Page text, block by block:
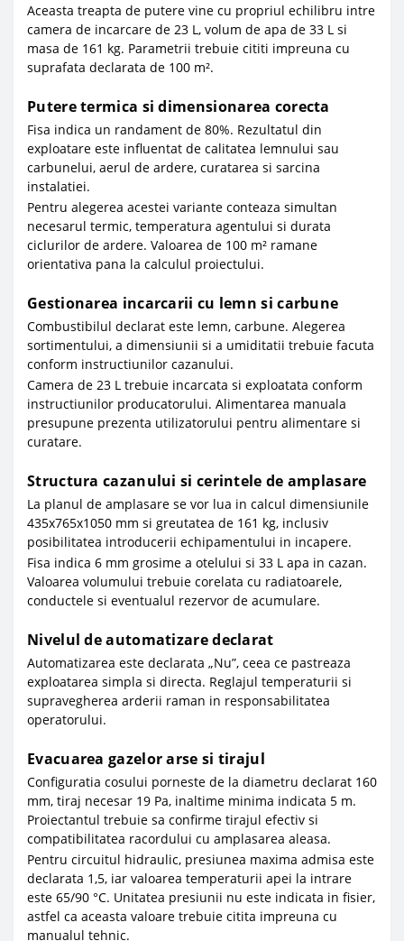
Aceasta treapta de putere vine cu propriul echilibru intre
camera de incarcare de 23 L, volum de apa de 33 L si
masa de 161 kg. Parametrii trebuie cititi impreuna cu
suprafata declarata de 100 m².
Putere termica si dimensionarea corecta
Fisa indica un randament de 80%. Rezultatul din
exploatare este influentat de calitatea lemnului sau
carbunelui, aerul de ardere, curatarea si sarcina
instalatiei.
Pentru alegerea acestei variante conteaza simultan
necesarul termic, temperatura agentului si durata
ciclurilor de ardere. Valoarea de 100 m² ramane
orientativa pana la calculul proiectului.
Gestionarea incarcarii cu lemn si carbune
Combustibilul declarat este lemn, carbune. Alegerea
sortimentului, a dimensiunii si a umiditatii trebuie facuta
conform instructiunilor cazanului.
Camera de 23 L trebuie incarcata si exploatata conform
instructiunilor producatorului. Alimentarea manuala
presupune prezenta utilizatorului pentru alimentare si
curatare.
Structura cazanului si cerintele de amplasare
La planul de amplasare se vor lua in calcul dimensiunile
435x765x1050 mm si greutatea de 161 kg, inclusiv
posibilitatea introducerii echipamentului in incapere.
Fisa indica 6 mm grosime a otelului si 33 L apa in cazan.
Valoarea volumului trebuie corelata cu radiatoarele,
conductele si eventualul rezervor de acumulare.
Nivelul de automatizare declarat
Automatizarea este declarata „Nu”, ceea ce pastreaza
exploatarea simpla si directa. Reglajul temperaturii si
supravegherea arderii raman in responsabilitatea
operatorului.
Evacuarea gazelor arse si tirajul
Configuratia cosului porneste de la diametru declarat 160
mm, tiraj necesar 19 Pa, inaltime minima indicata 5 m.
Proiectantul trebuie sa confirme tirajul efectiv si
compatibilitatea racordului cu amplasarea aleasa.
Pentru circuitul hidraulic, presiunea maxima admisa este
declarata 1,5, iar valoarea temperaturii apei la intrare
este 65/90 °C. Unitatea presiunii nu este indicata in fisier,
astfel ca aceasta valoare trebuie citita impreuna cu
manualul tehnic.